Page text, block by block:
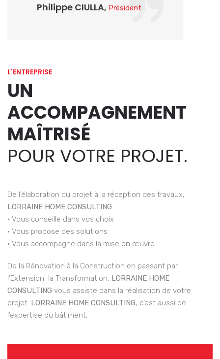
Philippe CIULLA, Président
L'ENTREPRISE
UN
ACCOMPAGNEMENT
MAÎTRISÉ
POUR VOTRE PROJET.
De l’élaboration du projet à la réception des travaux,
LORRAINE HOME CONSULTING
• Vous conseille dans vos choix
• Vous propose des solutions
• Vous accompagne dans la mise en œuvre
De la Rénovation à la Construction en passant par
l’Extension, la Transformation, LORRAINE HOME
CONSULTING vous assiste dans la réalisation de votre
projet. LORRAINE HOME CONSULTING, c’est aussi de
l’expertise du bâtiment,